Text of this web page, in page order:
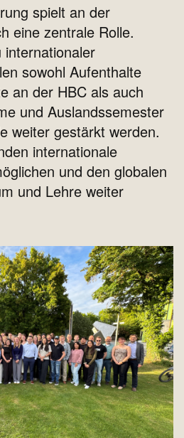
spielt an der
eine zentrale Rolle.
internationaler
sowohl Aufenthalte
an der HBC als auch
und Auslandssemester
weiter gestärkt werden.
internationale
und den globalen
und Lehre weiter